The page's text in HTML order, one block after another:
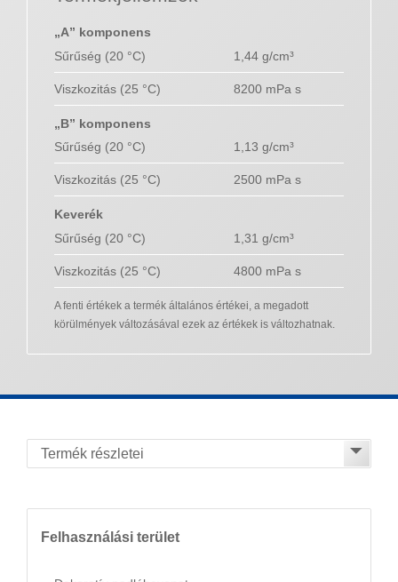
„A” komponens
Sűrűség (20 °C)
1,44 g/cm³
Viszkozitás (25 °C) 8200 mPa s
„B” komponens
Sűrűség (20 °C)
1,13 g/cm³
Viszkozitás (25 °C) 2500 mPa s
Keverék
Sűrűség (20 °C)
1,31 g/cm³
Viszkozitás (25 °C) 4800 mPa s
A fenti értékek a termék általános értékei, a megadott
körülmények változásával ezek az értékek is változhatnak.
Felhasználási terület